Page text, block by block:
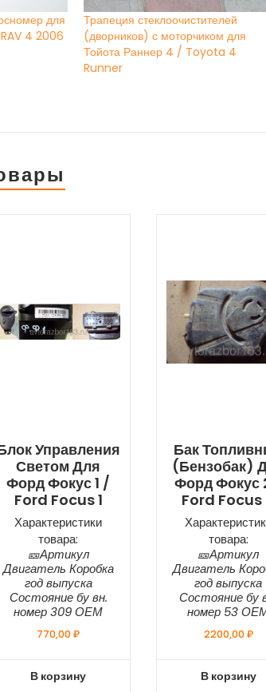
для
4 2006
Трапеция стеклоочистителей
(дворников) с моторчиком для
Тойота Раннер 4 / Toyota 4
Runner
Управления
Светом Для
Форд Фокус 1 /
Ford Focus 1
Характеристики
товара:
🎫Артикул
Двигатель Коробка
год выпуска
Состояние бу вн.
номер 309 ОЕМ
770,00₽
В корзину
Бак
(бензобак)
Форд Фокус
Ford Focus
товара:
🎫Артикул
Двигатель
год выпуска
Состояние бу
номер 53
2200,00₽
В корзину